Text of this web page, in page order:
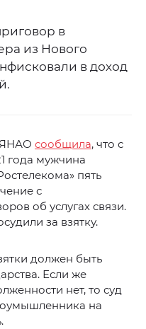
в
из Нового
в доход
ЯНАО сообщила, что с
года мужчина
пять
с
об услугах связи.
за взятку.
должен быть
Если же
нет, то суд
на